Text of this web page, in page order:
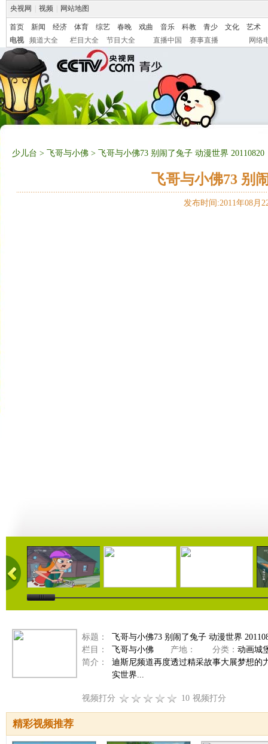
央视网 视频 网站地图
首页 新闻 经济 体育 综艺 春晚 戏曲 音乐 科教 青少 文化
艺术
电视
频道大全 栏目大全 节目大全 直播中国 赛事直播 网络
少儿台 > 飞哥与小佛 > 飞哥与小佛73 别闹了兔子 动漫世界 20110820
飞哥与小佛73 别
发布时间:2011年08月
21:08 20:55 20:37
标题：
飞哥与小佛73 别闹了兔子 动漫世界
栏目：
飞哥与小佛 产地： 分类： 动画城
简介：
迪斯尼频道再度透过精采故事大展梦想的
实世界...
视频打分 10 视频打分
精彩视频推荐